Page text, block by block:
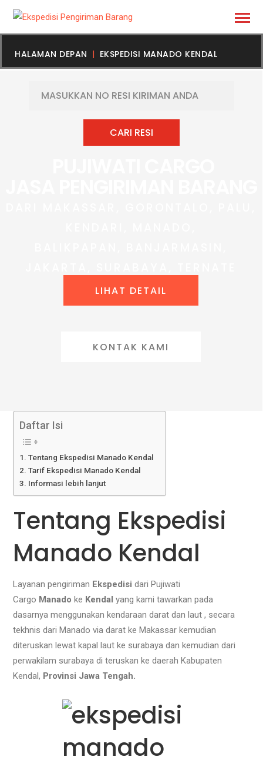
HALAMAN DEPAN EKSPEDISI MANADO KENDAL
LIHAT DETAIL
KONTAK KAMI
Daftar Isi
Tentang Ekspedisi Manado Kendal
Tarif Ekspedisi Manado Kendal
Informasi lebih lanjut
Tentang Ekspedisi
Manado Kendal
Layanan pengiriman Ekspedisi dari Pujiwati
Cargo Manado ke Kendal yang kami tawarkan pada
dasarnya menggunakan kendaraan darat dan laut , secara
tekhnis dari Manado via darat ke Makassar kemudian
diteruskan lewat kapal laut ke surabaya dan kemudian dari
perwakilam surabaya di teruskan ke daerah Kabupaten
Kendal, Provinsi Jawa Tengah.